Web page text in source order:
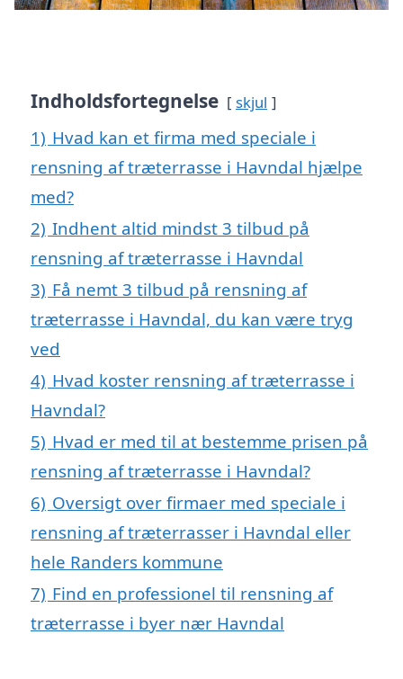
Indholdsfortegnelse skjul
1) Hvad kan et firma med speciale i
rensning af træterrasse i Havndal hjælpe
med?
2) Indhent altid mindst 3 tilbud på
rensning af træterrasse i Havndal
3) Få nemt 3 tilbud på rensning af
træterrasse i Havndal, du kan være tryg
ved
4) Hvad koster rensning af træterrasse i
Havndal?
5) Hvad er med til at bestemme prisen på
rensning af træterrasse i Havndal?
6) Oversigt over firmaer med speciale i
rensning af træterrasser i Havndal eller
hele Randers kommune
7) Find en professionel til rensning af
træterrasse i byer nær Havndal